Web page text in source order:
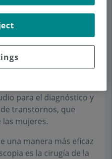
en las relaciones
una pérdida en la
prefieren consultar
antes que con
para el diagnóstico y
transtornos, que
mujeres.
una manera más eficaz
es la cirugía de la